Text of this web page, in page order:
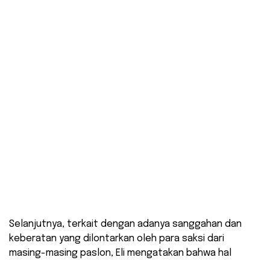
Selanjutnya, terkait dengan adanya sanggahan dan
keberatan yang dilontarkan oleh para saksi dari
masing-masing paslon, Eli mengatakan bahwa hal